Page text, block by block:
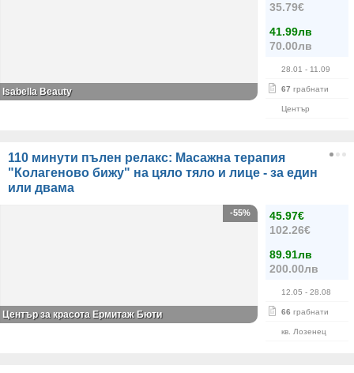
35.79€
41.99лв
70.00лв
28.01 - 11.09
67 грабнати
Център
Isabella Beauty
110 минути пълен релакс: Масажна терапия
"Колагеново бижу" на цяло тяло и лице - за един
или двама
45.97€
102.26€
89.91лв
200.00лв
12.05 - 28.08
66 грабнати
кв. Лозенец
-55%
Център за красота Ермитаж Бюти